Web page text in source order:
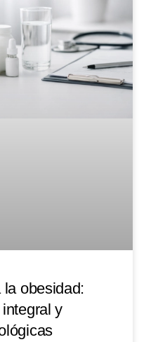
la obesidad:
y